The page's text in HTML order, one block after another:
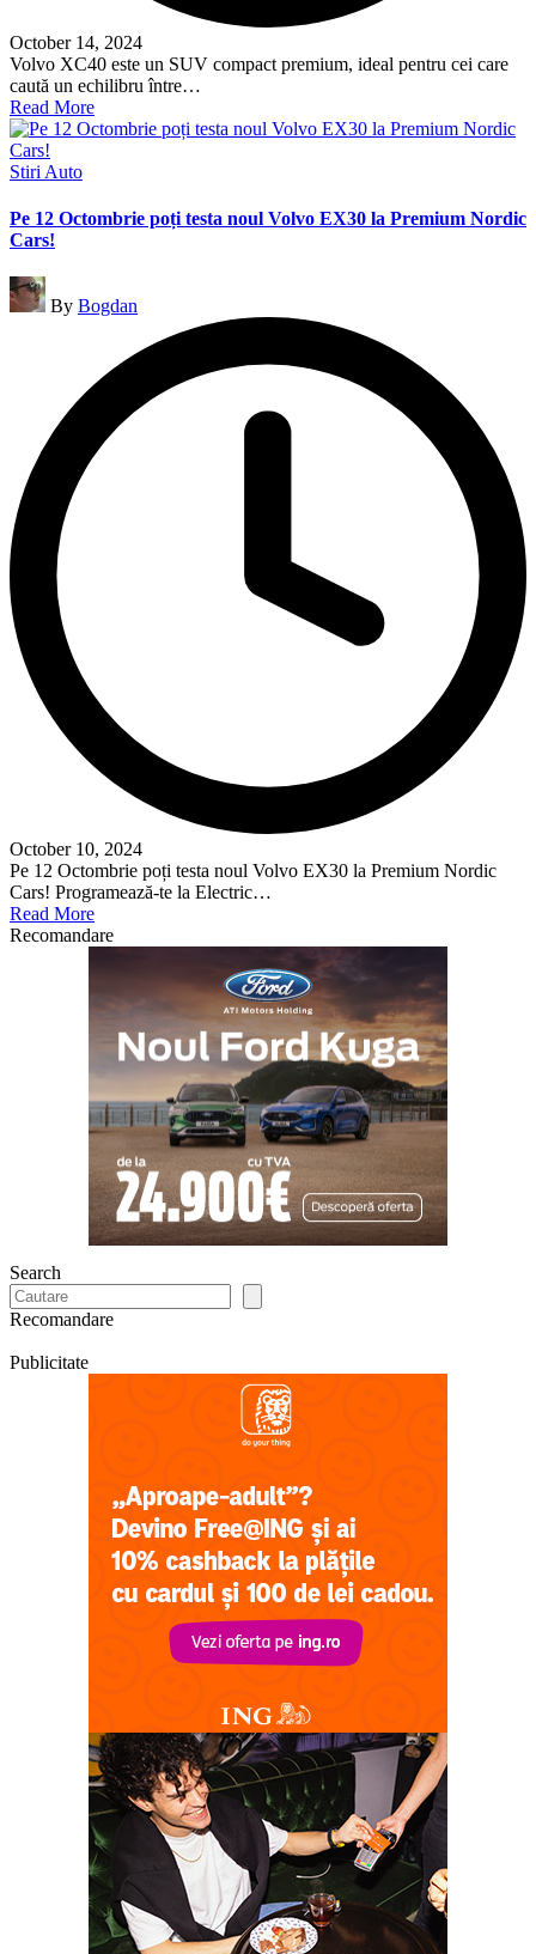
October 14, 2024
Volvo XC40 este un SUV compact premium, ideal pentru cei care
caută un echilibru între…
Read More
Posted
Stiri Auto
Pe 12 Octombrie poți testa noul Volvo EX30 la Premium Nordic
Cars!
Posted
by
By Bogdan
October 10, 2024
Pe 12 Octombrie poți testa noul Volvo EX30 la Premium Nordic
Cars! Programează-te la Electric…
Read More
Recomandare
Search
Recomandare
Publicitate